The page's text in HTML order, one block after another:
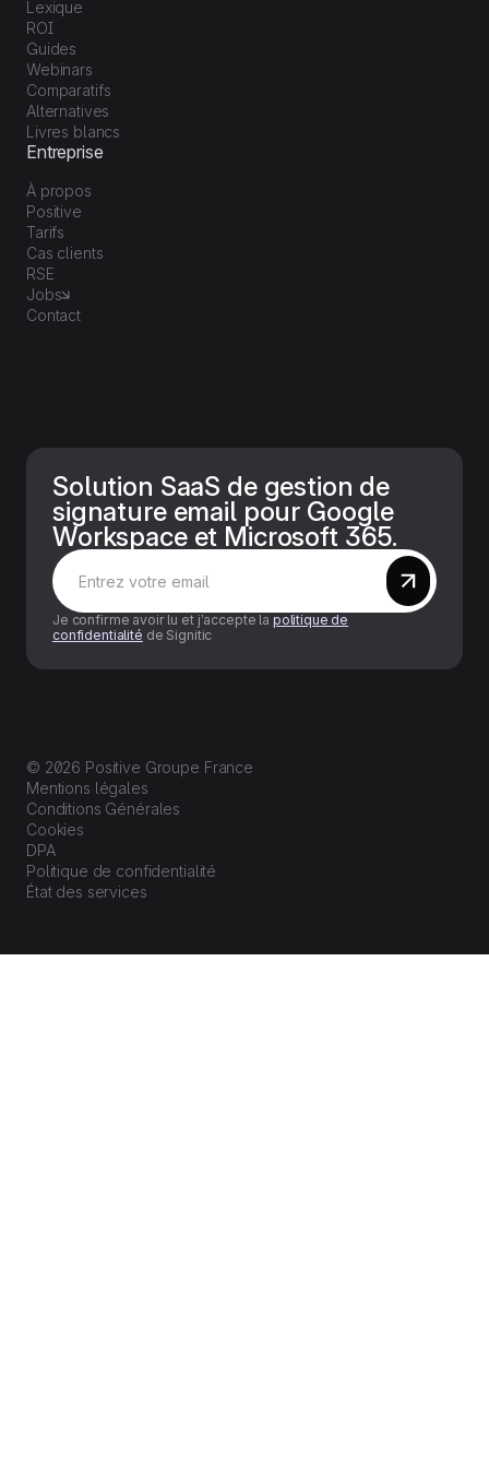
Lexique
ROI
Guides
Webinars
Comparatifs
Alternatives
Livres blancs
Entreprise
À propos
Positive
Tarifs
Cas clients
RSE
Jobs
Contact
Solution SaaS de gestion de
signature email pour Google
Workspace et Microsoft 365.
Je confirme avoir lu et j’accepte la politique de
confidentialité de Signitic
© 2026 Positive Groupe France
Mentions légales
Conditions Générales
Cookies
DPA
Politique de confidentialité
État des services